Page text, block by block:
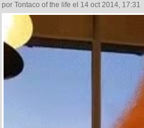
por Tontaco of the life el 14 oct 2014, 17:31